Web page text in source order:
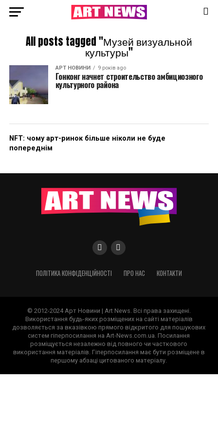
All posts tagged "Музей визуальной
культуры"
АРТ НОВИНИ 9 років ago
Гонконг начнет строительство амбициозного
культурного района
NFT: чому арт-ринок більше ніколи не буде
попереднім
ПОЛІТИКА КОНФІДЕНЦІЙНОСТІ ПРО НАС КОНТАКТИ
© 2012-2024 Арт Новини | Art News. Всі права захищені.
Використання будь-яких розміщених на сайті матеріалів
дозволяється за вказівкою прямого відкритого для пошукових
систем гіперпосилання на Art-News.com.ua. Посилання
розміщується незалежно від повного чи часткового
використання матеріалів. Гіперпосилання має бути розміщене в
першому абзаці цитованого матеріалу.